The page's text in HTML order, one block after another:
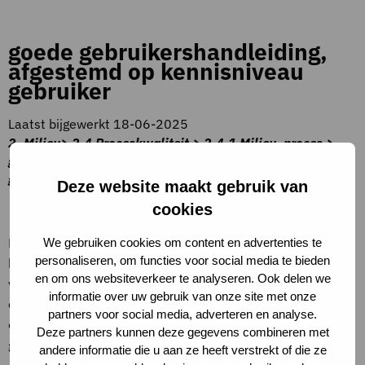
Deze website maakt gebruik van
cookies
We gebruiken cookies om content en advertenties te
personaliseren, om functies voor social media te bieden
en om ons websiteverkeer te analyseren. Ook delen we
informatie over uw gebruik van onze site met onze
partners voor social media, adverteren en analyse.
Deze partners kunnen deze gegevens combineren met
andere informatie die u aan ze heeft verstrekt of die ze
goede gebruikershandleiding,
afgestemd op kennisniveau
gebruiker
Laatst bijgewerkt 18-06-2025
2. Milieu> 2.4 Proceskwaliteit > 2.4.1 Milieu, proces >
goede gebruikershandleiding, afgestemd op kennisniveau
gebruiker
Beschrijving criteria
De handleiding geeft de gebouwgebruiker heldere,
begrijpelijke uitleg over het zorgvuldig gebruik van de
voorzieningen voor (drink)waterbesparing, afvalscheiding
en over onderhoud, reparatie en vervangen van
onderdelen. De handleiding is beschikbaar voor de
gebruikers vanaf oplevering.